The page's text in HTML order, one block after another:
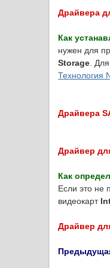
Драйвера
Как
нужен для
Storage. Для
Технология
Драйвера
Драйвер
Как
Если это не
видеокарт
Драйвер